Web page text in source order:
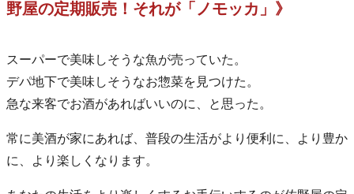
野屋の定期販売！それが「ノモッカ」》
スーパーで美味しそうな魚が売っていた。
デパ地下で美味しそうなお惣菜を見つけた。
急な来客でお酒があればいいのに、と思った。
常に美酒が家にあれば、普段の生活がより便利に、より豊か
に、より楽しくなります。